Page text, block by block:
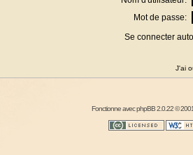
Mot de passe:
Se connecter
J'ai
Fonctionne avecphpBB2.0.22 ©